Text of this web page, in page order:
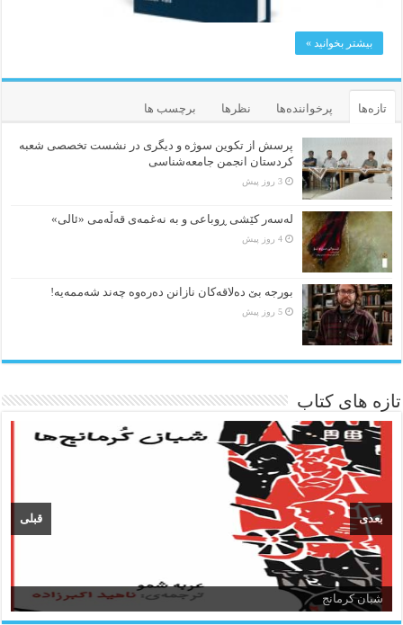
بیشتر بخوانید »
تازه‌ها پرخواننده‌ها نظرها برچسب ها
پرسش از تکوین سوژه و دیگری در نشست تخصصی شعبه
کردستان انجمن جامعه‌شناسی
3 روز پیش
لەسەر کێشی ڕوباعی و به نەغمەی قەڵەمی «ئالی»
4 روز پیش
بورجە بێ دەلاقەکان نازانن دەرەوە چەند شەممەیە!
5 روز پیش
تازه های کتاب
شبان کرمانج
زبان و ادبیات کردی
قبلی بعدی